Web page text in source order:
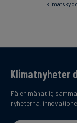
Klimatnyheter
Få en månatlig
nyheterna,